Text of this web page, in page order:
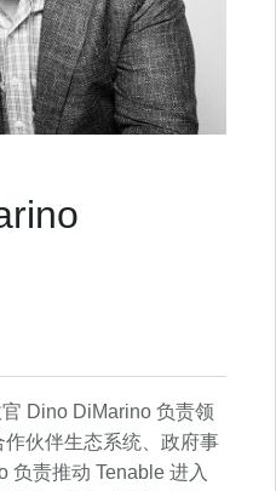
Dino DiMarino 负责领
伙伴生态系统、政府事
负责推动 Tenable 进入